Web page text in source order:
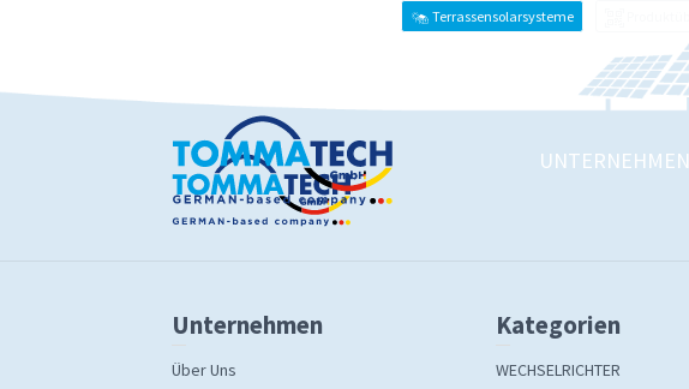
Terrassensolarsysteme
UNTERNEHMEN
Unternehmen
Über Uns
Kategorien
WECHSELRICHTER